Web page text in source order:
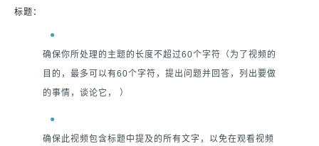
标题：
确保你所处理的主题的长度不超过60个字符（为了视频的
目的，最多可以有60个字符，提出问题并回答，列出要做
的事情，谈论它， ）
确保此视频包含标题中提及的所有文字，以免在观看视频